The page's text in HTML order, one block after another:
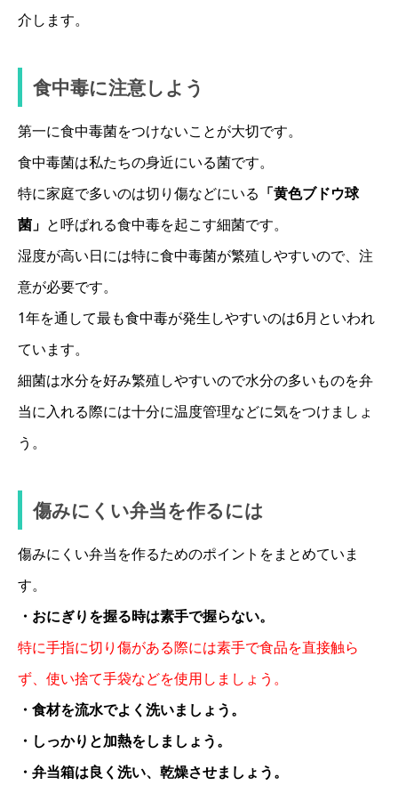
介します。
食中毒に注意しよう
第一に食中毒菌をつけないことが大切です。
食中毒菌は私たちの身近にいる菌です。
特に家庭で多いのは切り傷などにいる 「黄色ブドウ球
菌」 と呼ばれる食中毒を起こす細菌です。
湿度が高い日には特に食中毒菌が繁殖しやすいので、注
意が必要です。
1年を通して最も食中毒が発生しやすいのは6月といわれ
ています。
細菌は水分を好み繁殖しやすいので水分の多いものを弁
当に入れる際には十分に温度管理などに気をつけましょ
う。
傷みにくい弁当を作るには
傷みにくい弁当を作るためのポイントをまとめていま
す。
・おにぎりを握る時は素手で握らない。
特に手指に切り傷がある際には素手で食品を直接触ら
ず、使い捨て手袋などを使用しましょう。
・食材を流水でよく洗いましょう。
・しっかりと加熱をしましょう。
・弁当箱は良く洗い、乾燥させましょう。